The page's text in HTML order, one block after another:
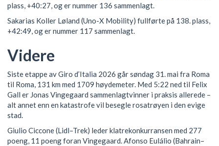
plass, +40:27, og er nummer 136 sammenlagt.
Sakarias Koller Løland (Uno-X Mobility) fullførte på 138. plass,
+42:49, og er nummer 117 sammenlagt.
Videre
Siste etappe av Giro d’Italia 2026 går søndag 31. mai fra Roma
til Roma, 131 km med 1709 høydemeter. Med 5:22 ned til Felix
Gall er Jonas Vingegaard sammenlagtvinner i praksis allerede –
alt annet enn en katastrofe vil besegle rosatrøyen i den evige
stad.
Giulio Ciccone (Lidl–Trek) leder klatrekonkurransen med 277
poeng, 11 poeng foran Vingegaard. Afonso Eulálio (Bahrain–